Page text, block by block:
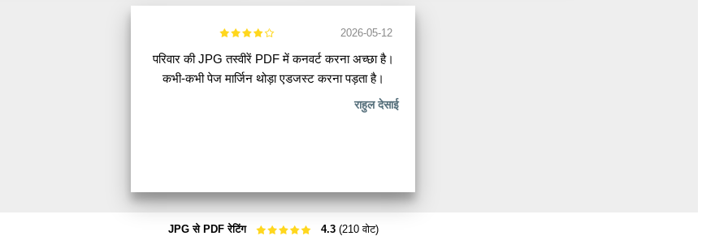
2026-05-12
परिवार की JPG तस्वीरें PDF में कनवर्ट करना अच्छा है।
कभी-कभी पेज मार्जिन थोड़ा एडजस्ट करना पड़ता है।
राहुल देसाई
JPG से PDF रेटिंग 4.3(210 वोट)